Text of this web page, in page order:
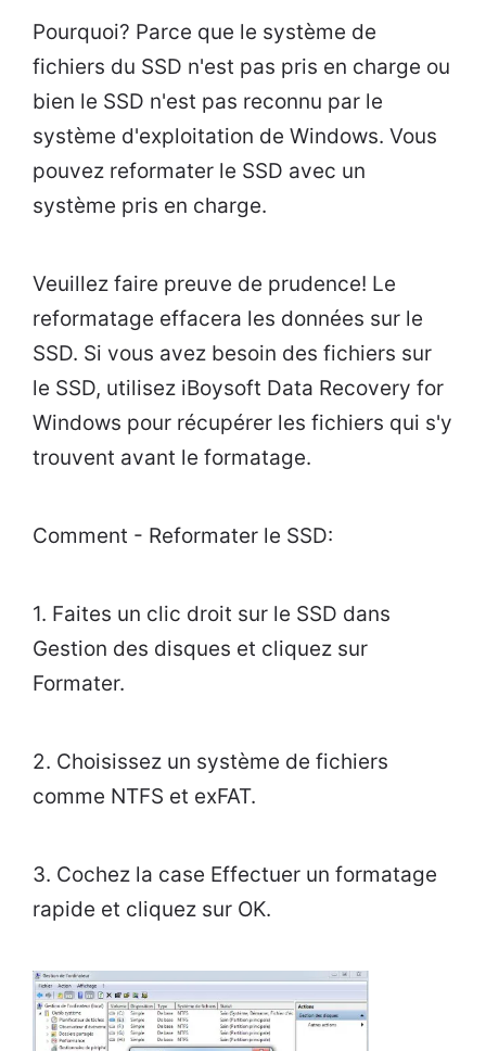
Pourquoi? Parce que le système de
fichiers du SSD n'est pas pris en charge ou
bien le SSD n'est pas reconnu par le
système d'exploitation de Windows. Vous
pouvez reformater le SSD avec un
système pris en charge.
Veuillez faire preuve de prudence! Le
reformatage effacera les données sur le
SSD. Si vous avez besoin des fichiers sur
le SSD, utilisez iBoysoft Data Recovery for
Windows pour récupérer les fichiers qui s'y
trouvent avant le formatage.
Comment - Reformater le SSD:
1. Faites un clic droit sur le SSD dans
Gestion des disques et cliquez sur
Formater.
2. Choisissez un système de fichiers
comme NTFS et exFAT.
3. Cochez la case Effectuer un formatage
rapide et cliquez sur OK.